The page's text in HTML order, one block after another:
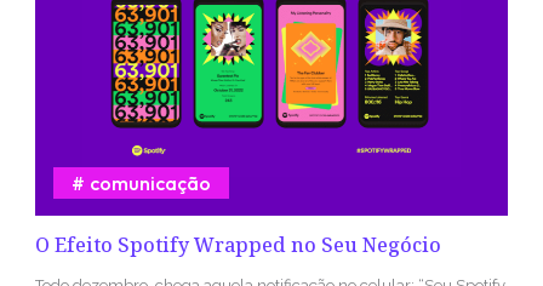
O Efeito Spotify Wrapped no Seu Negócio
comunicação